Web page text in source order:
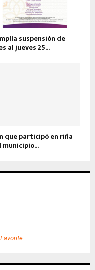
suspensión de
al jueves 25...
que participó en riña
municipio...
Favorite